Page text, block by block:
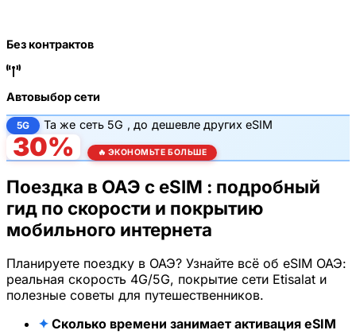
Без контрактов
Автовыбор сети
5G Та же сеть 5G , до дешевле других eSIM
30% 🔥 ЭКОНОМЬТЕ БОЛЬШЕ
Поездка в ОАЭ с eSIM : подробный
гид по скорости и покрытию
мобильного интернета
Планируете поездку в ОАЭ? Узнайте всё об eSIM ОАЭ:
реальная скорость 4G/5G, покрытие сети Etisalat и
полезные советы для путешественников.
✦ Сколько времени занимает активация eSIM